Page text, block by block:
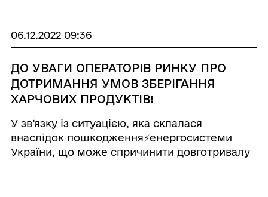
показникам ...
06.12.2022 09:36
ДО УВАГИ ОПЕРАТОРІВ РИНКУ ПРО
ДОТРИМАННЯ УМОВ ЗБЕРІГАННЯ
ХАРЧОВИХ ПРОДУКТІВ❗
У зв’язку із ситуацією, яка склалася
внаслідок пошкодження⚡енергосистеми
України, що може спричинити довготривалу